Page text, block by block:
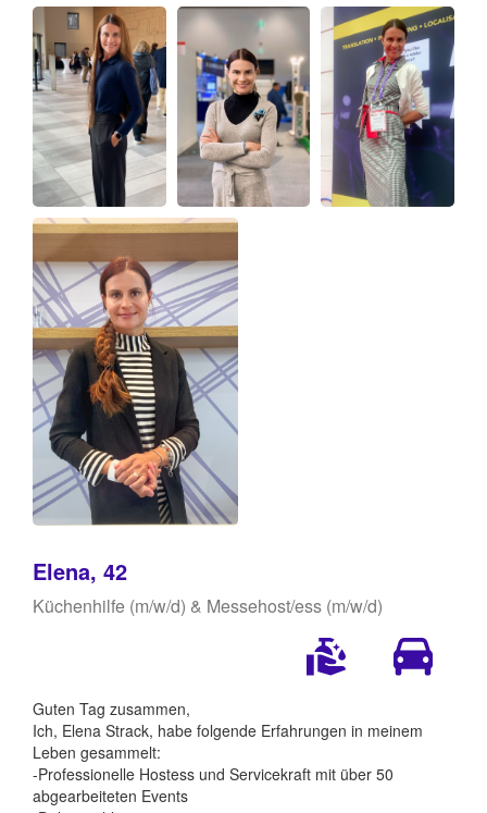
Elena, 42
Küchenhilfe (m/w/d) & Messehost/ess (m/w/d)
Guten Tag zusammen,
Ich, Elena Strack, habe folgende Erfahrungen in meinem
Leben gesammelt:
-Professionelle Hostess und Servicekraft mit über 50
abgearbeiteten Events